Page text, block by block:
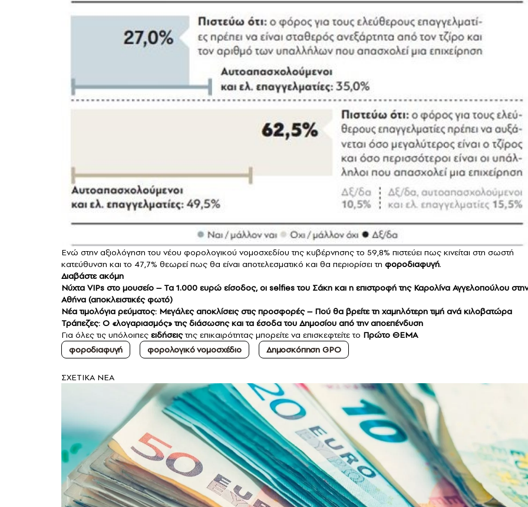
Eνώ στην αξιολόγηση του νέου φορολογικού νοµοσχεδίου της κυβέρνησης το 59,8% πιστεύει πως κινείται στη σωστή
κατεύθυνση και το 47,7% θεωρεί πως θα είναι αποτελεσματικό και θα περιορίσει τη φοροδιαφυγή.
Διαβάστε ακόμη
Νύχτα VIPs στο μουσείο – Τα 1.000 ευρώ είσοδος, οι selfies του Σάκη και η επιστροφή της Καρολίνα Αγγελοπούλου στην
Αθήνα (αποκλειστικές φωτό)
Νέα τιμολόγια ρεύματος: Μεγάλες αποκλίσεις στις προσφορές – Πού θα βρείτε τη χαμηλότερη τιμή ανά κιλοβατώρα
Τράπεζες: Ο «λογαριασμός» της διάσωσης και τα έσοδα του Δημοσίου από την αποεπένδυση
Για όλες τις υπόλοιπες ειδήσεις της επικαιρότητας μπορείτε να επισκεφτείτε το Πρώτο ΘΕΜΑ
φοροδιαφυγή
φορολογικό νομοσχέδιο Δημοσκόπηση GPO
ΣXETIKA NEA